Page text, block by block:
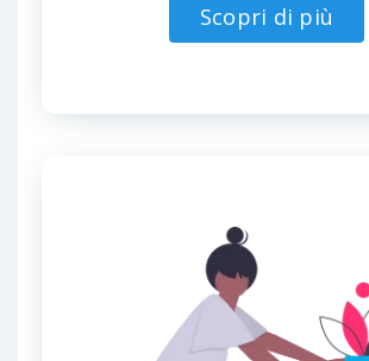
Scopri di più